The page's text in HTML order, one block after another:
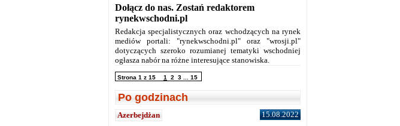
Dołącz do nas. Zostań redaktorem
rynekwschodni.pl
Redakcja specjalistycznych oraz wchodzących na rynek
mediów portali: "rynekwschodni.pl" oraz "wrosji.pl"
dotyczących szeroko rozumianej tematyki wschodniej
ogłasza nabór na różne interesujące stanowiska.
Strona 1 z 15 1 2 3 15
Po godzinach
Azerbejdżan 15.08.2022